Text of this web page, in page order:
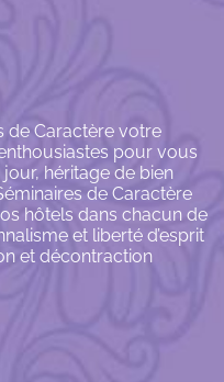
de Caractère votre
pour vous
héritage de bien
de Caractère
hôtels dans chacun de
et liberté d’esprit
et décontraction